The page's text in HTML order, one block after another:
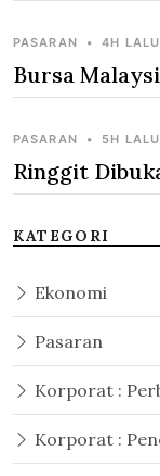
PASARAN • 4H LALU
Bursa
PASARAN • 5H LALU
Ringgit
KATEGORI
Ekonomi
Pasaran
Korporat :
Korporat :